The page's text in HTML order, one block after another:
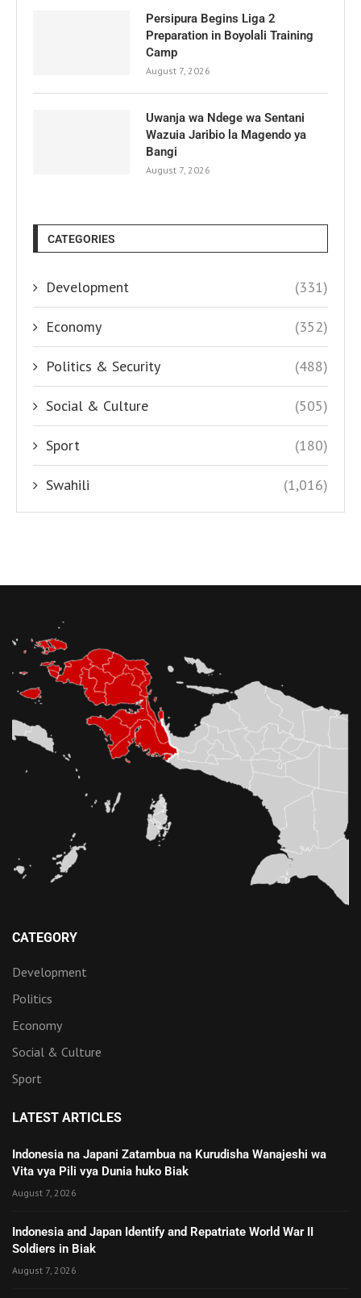
Persipura Begins Liga 2
Preparation in Boyolali Training
Camp
August 7, 2026
Uwanja wa Ndege wa Sentani
Wazuia Jaribio la Magendo ya
Bangi
August 7, 2026
CATEGORIES
Development (331)
Economy (352)
Politics & Security (488)
Social & Culture (505)
Sport (180)
Swahili (1,016)
CATEGORY
Development
Politics
Economy
Social & Culture
Sport
LATEST ARTICLES
Indonesia na Japani Zatambua na Kurudisha Wanajeshi wa
Vita vya Pili vya Dunia huko Biak
August 7, 2026
Indonesia and Japan Identify and Repatriate World War II
Soldiers in Biak
August 7, 2026